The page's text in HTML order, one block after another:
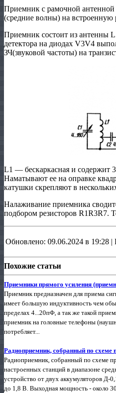
Приемник с рамочной антенной
(средние волны) на
Приемник состоит из антенны
детектора на диодах V3V4
ЗЧ(звуковой частоты) на
L1 — бескаркасная и содержит
Наматывают ее на оправке
катушки скрепляют в
Налаживание приемника
подбором резисторов R1R3R7.
Обновлено: 09.06.2024 в 19:28 |
Похожие статьи
Приемники прямого усиления
Приемник предназначен для приема
имеет большую индуктивность чем
пределах 4...20пФ, а так же такой
приемник на головные телефоны
потребляет...
Радиоприемник, собранный по схеме
Радиоприемник, собранный по схеме
настроенных станций в диапазоне
устройство от двух аккумуляторов Д-
до 1,8 В. Выходная мощность - около